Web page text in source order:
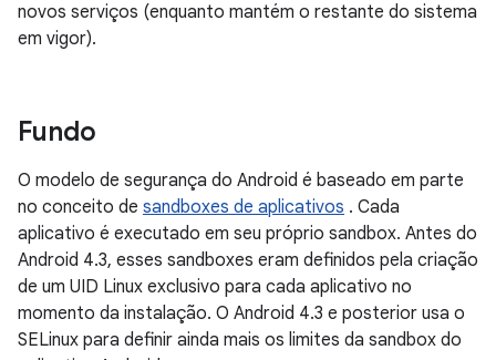
novos serviços (enquanto mantém o restante do sistema
em vigor).
Fundo
O modelo de segurança do Android é baseado em parte
no conceito de sandboxes de aplicativos . Cada
aplicativo é executado em seu próprio sandbox. Antes do
Android 4.3, esses sandboxes eram definidos pela criação
de um UID Linux exclusivo para cada aplicativo no
momento da instalação. O Android 4.3 e posterior usa o
SELinux para definir ainda mais os limites da sandbox do